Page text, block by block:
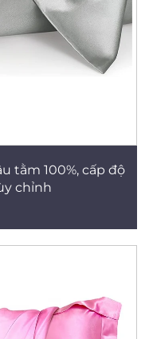
tằm 100%, cấp độ
chỉnh